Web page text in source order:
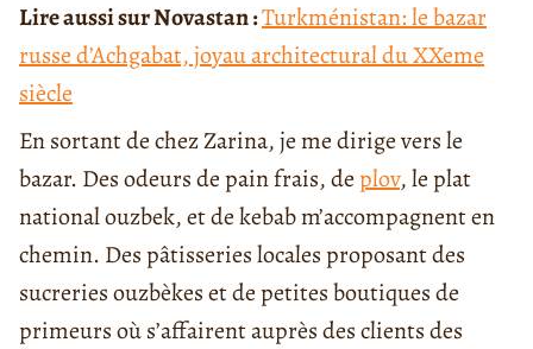
Lire aussi sur Novastan :Turkménistan: le bazar
russe d’Achgabat, joyau architectural du XXeme
siècle
En sortant de chez Zarina, je me dirige vers le
bazar. Des odeurs de pain frais, deplov, le plat
national ouzbek, et de kebab m’accompagnent en
chemin. Des pâtisseries locales proposant des
sucreries ouzbèkes et de petites boutiques de
primeurs où s’affairent auprès des clients des